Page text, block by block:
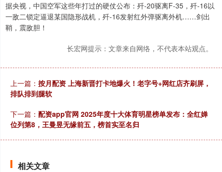
据央视，中国空军这些年打过的硬仗公布：歼-20驱离F-35，歼-16以
一敌二锁定逼退某国隐形战机，歼-16发射红外弹驱离外机……剑出
鞘，震敌胆！
长宏网提示：文章来自网络，不代表本站观点。
上一篇： 按月配资 上海新晋打卡地爆火！老字号+网红店齐刷屏，
排队排到腿软
下一篇： 配资app官网 2025年度十大体育明星榜单发布：全红婵
位列第8，王曼昱无缘前五，榜首实至名归
相关文章